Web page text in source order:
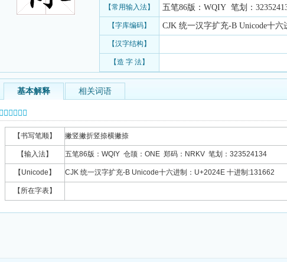
【常用输入法】 五笔86版：WQIY 笔划：
【字库编码】 CJK 统一汉字扩充-B Unicode十六
【汉字结构】
【造 字 法】
基本解释 相关词语
𠉎字基本信息
【书写笔顺】 撇竖撇折竖捺横撇捺
【输入法】 五笔86版：WQIY 仓颉：ONE 郑码：NRKV 笔划：323524134
【Unicode】 CJK 统一汉字扩充-B Unicode十六进制：U+2024E 十进制:131662
【所在字表】